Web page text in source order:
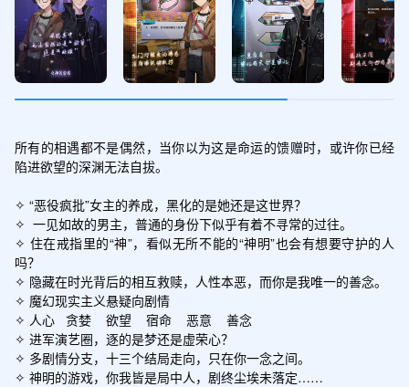
所有的相遇都不是偶然，当你以为这是命运的馈赠时，或许你已经
陷进欲望的深渊无法自拔。
✧ “恶役疯批”女主的养成，黑化的是她还是这世界？
✧  一见如故的男主，普通的身份下似乎有着不寻常的过往。
✧ 住在戒指里的“神”，看似无所不能的“神明”也会有想要守护的人
吗？
✧ 隐藏在时光背后的相互救赎，人性本恶，而你是我唯一的善念。
✧ 魔幻现实主义悬疑向剧情
✧ 人心   贪婪    欲望    宿命    恶意    善念
✧ 进军演艺圈，逐的是梦还是虚荣心？
✧ 多剧情分支，十三个结局走向，只在你一念之间。
✧ 神明的游戏，你我皆是局中人，剧终尘埃未落定……